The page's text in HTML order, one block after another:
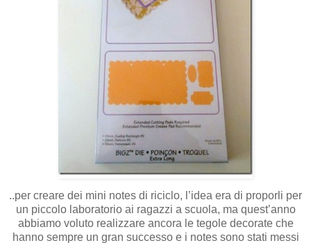
..per creare dei mini notes di riciclo, l’idea era di proporli per
un piccolo laboratorio ai ragazzi a scuola, ma quest’anno
abbiamo voluto realizzare ancora le tegole decorate che
hanno sempre un gran successo e i notes sono stati messi